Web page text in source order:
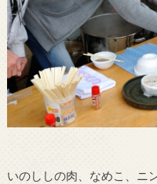
いのししの肉、なめこ、ニ